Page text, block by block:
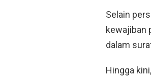
Selain
kewajiban
dalam
Hingga